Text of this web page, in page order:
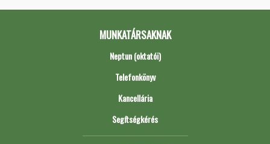
MUNKATÁRSAKNAK
Neptun (oktatói)
Telefonkönyv
Kancellária
Segítségkérés